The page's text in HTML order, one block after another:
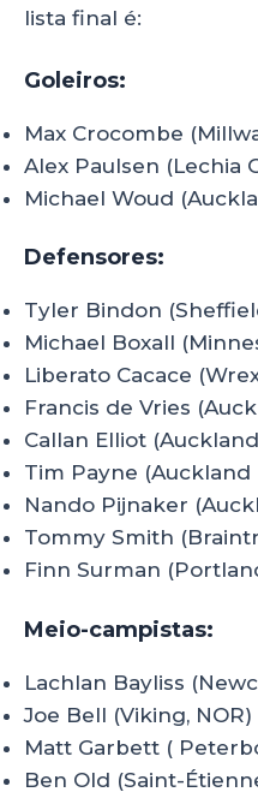
lista final é:
Goleiros:
Max Crocombe
Alex Paulsen (Lechia
Michael Woud
Defensores:
Tyler Bindon
Michael Boxall
Liberato Cacace
Francis de Vries
Callan Elliot
Tim Payne (Auckland
Nando Pijnaker
Tommy Smith
Finn Surman
Meio-campistas:
Lachlan Bayliss
Joe Bell (Viking, NOR)
Matt Garbett (
Ben Old (Saint-